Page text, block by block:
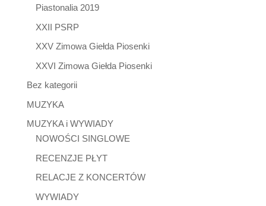
Piastonalia 2019
XXII PSRP
XXV Zimowa Giełda Piosenki
XXVI Zimowa Giełda Piosenki
Bez kategorii
MUZYKA
MUZYKA i WYWIADY
NOWOŚCI SINGLOWE
RECENZJE PŁYT
RELACJE Z KONCERTÓW
WYWIADY